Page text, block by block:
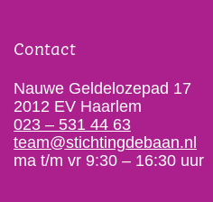
Contact
Nauwe Geldelozepad 17
2012 EV Haarlem
023 – 531 44 63
team@stichtingdebaan.nl
ma t/m vr 9:30 – 16:30 uur